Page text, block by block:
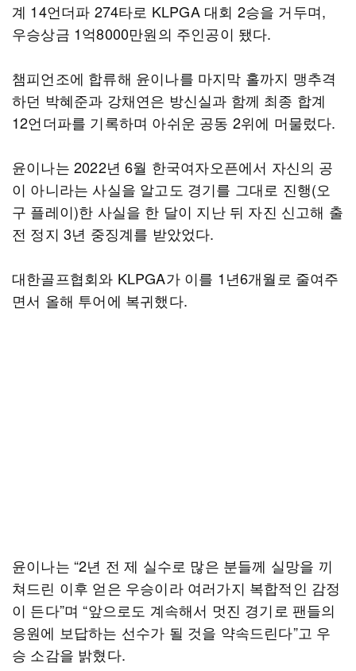
계 14언더파 274타로 KLPGA 대회 2승을 거두며,
우승상금 1억8000만원의 주인공이 됐다.
챔피언조에 합류해 윤이나를 마지막 홀까지 맹추격
하던 박혜준과 강채연은 방신실과 함께 최종 합계
12언더파를 기록하며 아쉬운 공동 2위에 머물렀다.
윤이나는 2022년 6월 한국여자오픈에서 자신의 공
이 아니라는 사실을 알고도 경기를 그대로 진행(오
구 플레이)한 사실을 한 달이 지난 뒤 자진 신고해 출
전 정지 3년 중징계를 받았었다.
대한골프협회와 KLPGA가 이를 1년6개월로 줄여주
면서 올해 투어에 복귀했다.
윤이나는 “2년 전 제 실수로 많은 분들께 실망을 끼
쳐드린 이후 얻은 우승이라 여러가지 복합적인 감정
이 든다”며 “앞으로도 계속해서 멋진 경기로 팬들의
응원에 보답하는 선수가 될 것을 약속드린다”고 우
승 소감을 밝혔다.